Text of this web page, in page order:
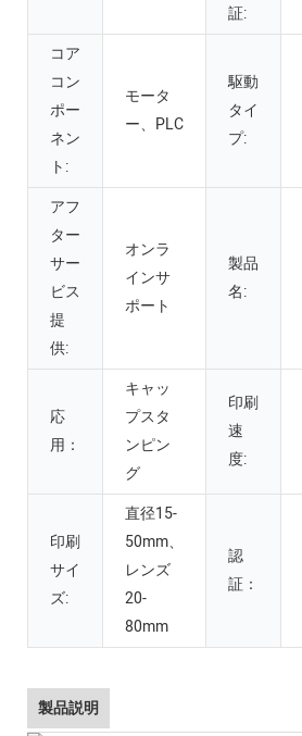
証:
コア
コン
ポー
ネン
ト:
モータ
ー、PLC
駆動
タイ
プ:
アフ
ター
サー
ビス
提
供:
オンラ
インサ
ポート
製品
名:
応
用：
キャッ
プスタ
ンピン
グ
印刷
速
度:
印刷
サイ
ズ:
直径15-
50mm、
レンズ
20-
80mm
認
証：
製品説明